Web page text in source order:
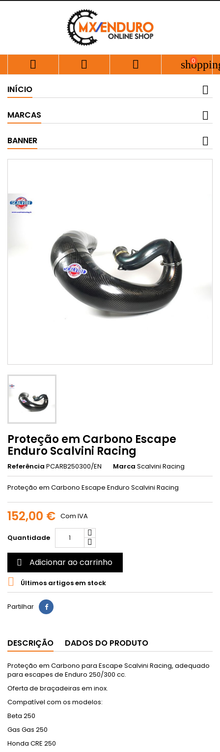
   0
INÍCIO
MARCAS
BANNER
Proteção em Carbono Escape
Enduro Scalvini Racing
Referência PCARB250300/EN Marca Scalvini Racing
Proteção em Carbono Escape Enduro Scalvini Racing
152,00 € Com IVA
Quantidade
 Adicionar ao carrinho
 Últimos artigos em stock
Partilhar
DESCRIÇÃO DADOS DO PRODUTO
Proteção em Carbono para Escape Scalvini Racing, adequado
para escapes de Enduro 250/300 cc.
Oferta de braçadeiras em inox.
Compatível com os modelos:
Beta 250
Gas Gas 250
Honda CRE 250